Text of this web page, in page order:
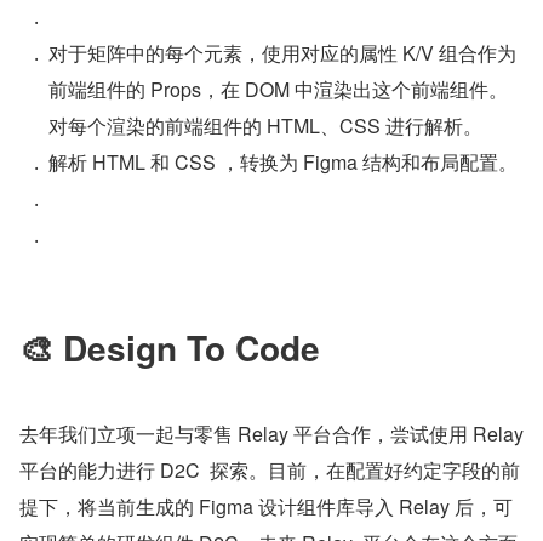
对于矩阵中的每个元素，使用对应的属性 K/V 组合作为
前端组件的 Props，在 DOM 中渲染出这个前端组件。
对每个渲染的前端组件的 HTML、CSS 进行解析。
解析 HTML 和 CSS ，转换为 Figma 结构和布局配置。
🎨 Design To Code
去年我们立项一起与零售 Relay 平台合作，尝试使用 Relay
平台的能力进行 D2C  探索。目前，在配置好约定字段的前
提下，将当前生成的 Figma 设计组件库导入 Relay 后，可